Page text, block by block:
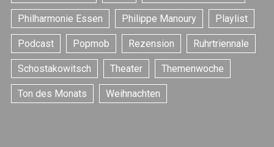
Philharmonie Essen Philippe Manoury Playlist
Podcast Popmob Rezension Ruhrtriennale
Schostakowitsch Theater Themenwoche
Ton des Monats Weihnachten